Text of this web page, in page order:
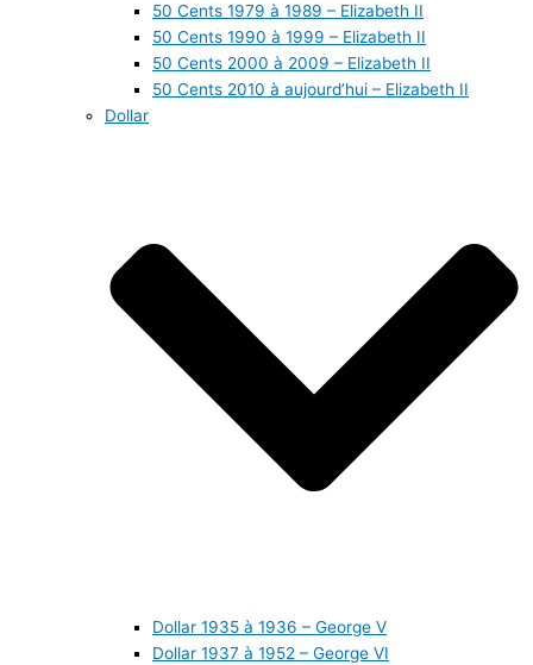
50 Cents 1979 à 1989 – Elizabeth II
50 Cents 1990 à 1999 – Elizabeth II
50 Cents 2000 à 2009 – Elizabeth II
50 Cents 2010 à aujourd’hui – Elizabeth II
Dollar
Dollar 1935 à 1936 – George V
Dollar 1937 à 1952 – George VI